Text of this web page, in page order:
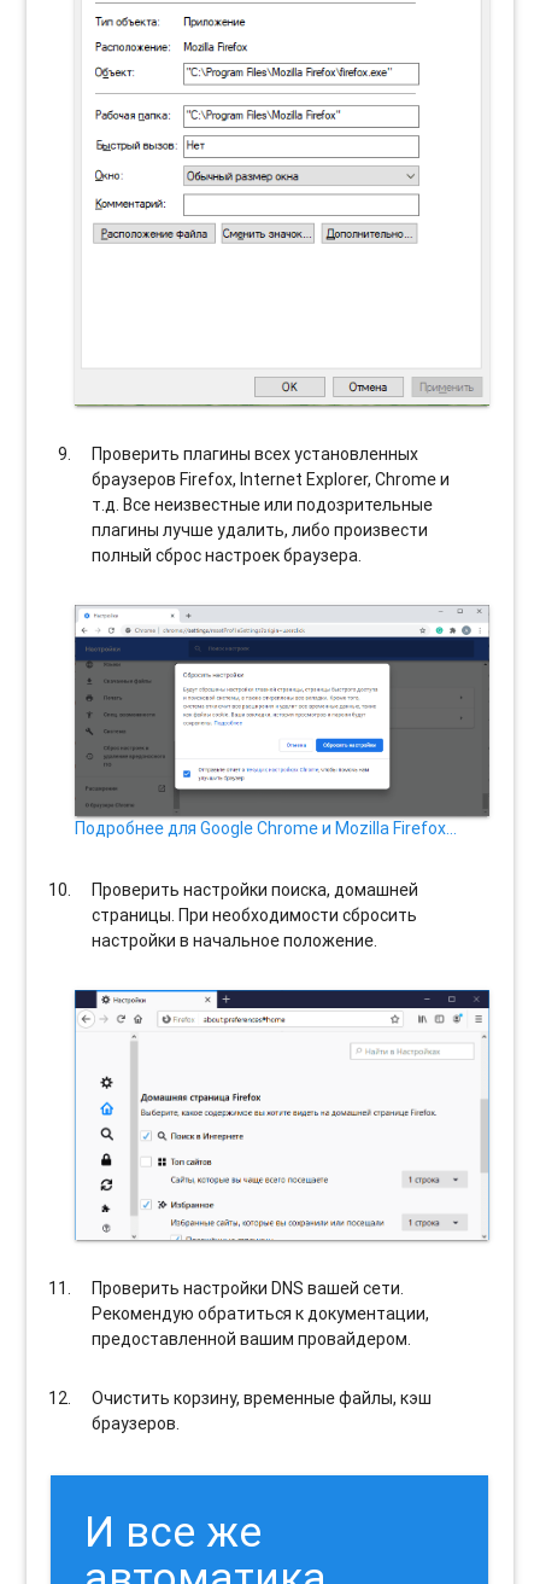
Проверить плагины всех установленных
браузеров Firefox, Internet Explorer, Chrome и
т.д. Все неизвестные или подозрительные
плагины лучше удалить, либо произвести
полный сброс настроек браузера.
Подробнее для Google Chrome и Mozilla Firefox…
Проверить настройки поиска, домашней
страницы. При необходимости сбросить
настройки в начальное положение.
Проверить настройки DNS вашей сети.
Рекомендую обратиться к документации,
предоставленной вашим провайдером.
Очистить корзину, временные файлы, кэш
браузеров.
И все же